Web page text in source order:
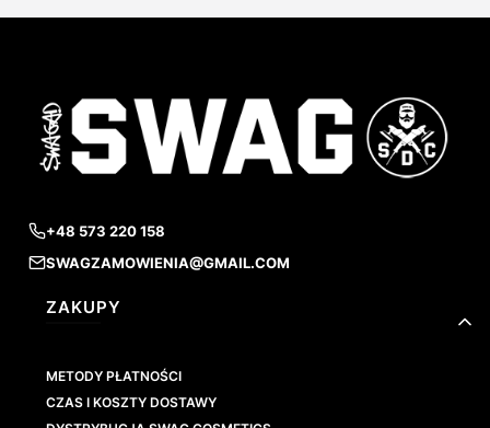
+48 573 220 158
SWAGZAMOWIENIA@GMAIL.COM
Linki w stopce
ZAKUPY
METODY PŁATNOŚCI
CZAS I KOSZTY DOSTAWY